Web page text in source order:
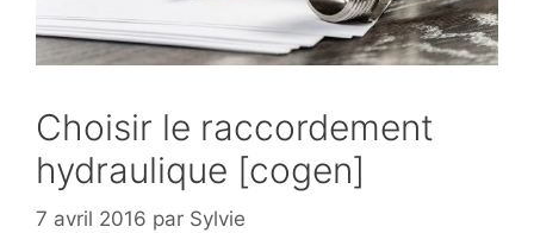
Choisir le raccordement
hydraulique [cogen]
7 avril 2016 par Sylvie